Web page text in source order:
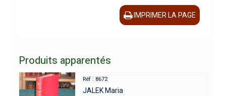
IMPRIMER LA PAGE
Produits apparentés
Réf : 8672
JALEK Maria